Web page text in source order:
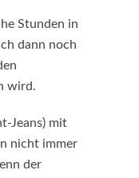
Stunden in
dann noch
wird.
Jeans) mit
nicht immer
der